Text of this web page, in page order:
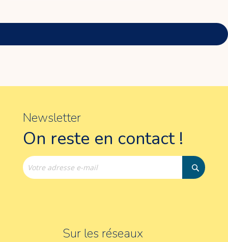
Newsletter
On reste en contact !
Sur les réseaux